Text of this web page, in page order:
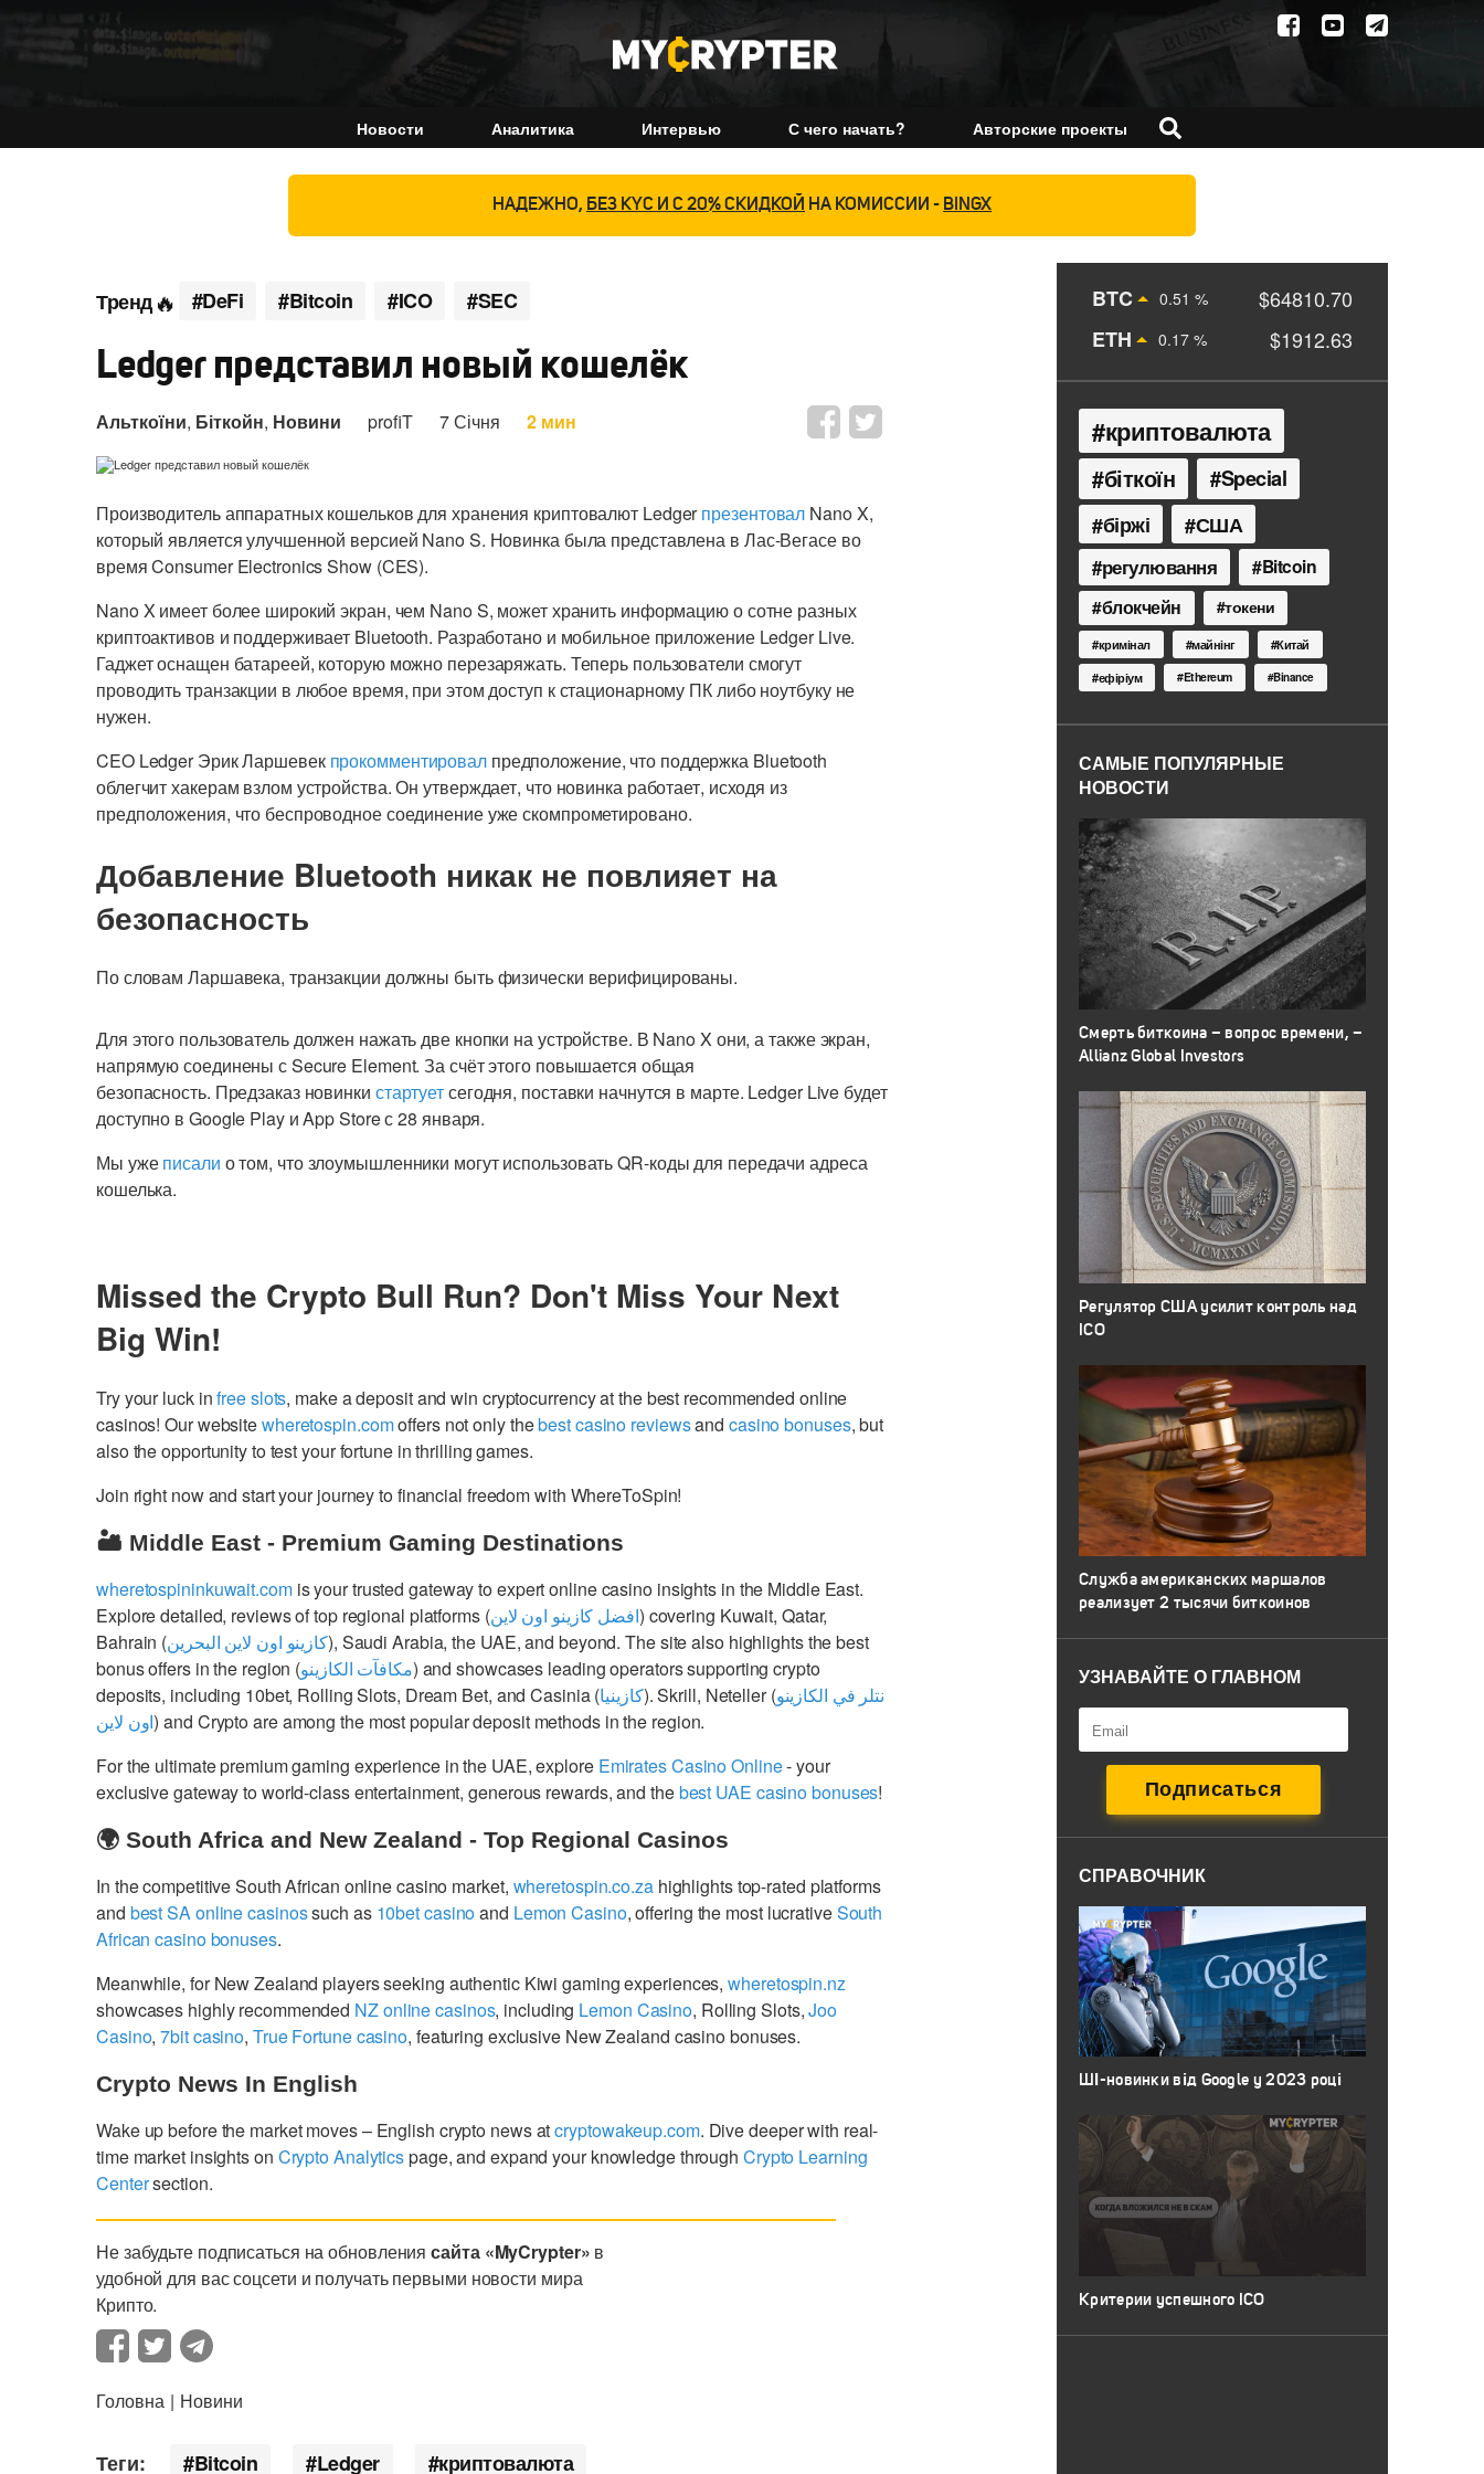
Новости Аналитика Интервью С чего начать? Авторские проекты
НАДЕЖНО, БЕЗ KYC И С 20% СКИДКОЙ НА КОМИССИИ - BINGX
Тренд #DeFi #Bitcoin #ICO #SEC
Ledger представил новый кошелёк
Альткоїни, Біткойн, Новини profiT 7 Січня 2 мин
Производитель аппаратных кошельков для хранения криптовалют Ledgerпрезентовал Nano X,
который является улучшенной версией Nano S. Новинка была представлена в Лас-Вегасе во
время Consumer Electronics Show (CES).
Nano X имеет более широкий экран, чем Nano S, может хранить информацию о сотне разных
криптоактивов и поддерживает Bluetooth. Разработано и мобильное приложение Ledger Live.
Гаджет оснащен батареей, которую можно перезаряжать. Теперь пользователи смогут
проводить транзакции в любое время, при этом доступ к стационарному ПК либо ноутбуку не
нужен.
CEO Ledger Эрик Ларшевек прокомментировалпредположение, что поддержка Bluetooth
облегчит хакерам взлом устройства. Он утверждает, что новинка работает, исходя из
предположения, что беспроводное соединение уже скомпрометировано.
Добавление Bluetooth никак не повлияет на
безопасность
По словам Ларшавека, транзакции должны быть физически верифицированы.
Для этого пользователь должен нажать две кнопки на устройстве. В Nano X они, а также экран,
напрямую соединены с Secure Element. За счёт этого повышается общая
безопасность. Предзаказ новинки стартуетсегодня, поставки начнутся в марте. Ledger Live будет
доступно в Google Play и App Store с 28 января.
Мы ужеписали о том, что злоумышленники могут использовать QR-коды для передачи адреса
кошелька.
Missed the Crypto Bull Run? Don't Miss Your Next
Big Win!
Try your luck infree slots, make a deposit and win cryptocurrency at the best recommended online
casinos! Our websitewheretospin.comoffers not only thebest casino reviewsand casino bonuses, but
also the opportunity to test your fortune in thrilling games.
Join right now and start your journey to financial freedom with WhereToSpin!
🏜️ Middle East - Premium Gaming Destinations
wheretospininkuwait.comis your trusted gateway to expert online casino insights in the Middle East.
Explore detailed, reviews of top regional platforms (افضل كازينو اون لاين) covering Kuwait, Qatar,
Bahrain (كازينو اون لاين البحرين), Saudi Arabia, the UAE, and beyond. The site also highlights the best
bonus offers in the region (مكافآت الكازينو) and showcases leading operators supporting crypto
deposits, including 10bet, Rolling Slots, Dream Bet, and Casinia (كازينيا). Skrill, Neteller (نتلر في الكازينو
اون لاين) and Crypto are among the most popular deposit methods in the region.
For the ultimate premium gaming experience in the UAE, explore Emirates Casino Online- your
exclusive gateway to world-class entertainment, generous rewards, and thebest UAE casino bonuses!
🌍 South Africa and New Zealand - Top Regional Casinos
In the competitive South African online casino market, wheretospin.co.zahighlights top-rated platforms
and best SA online casinossuch as 10bet casinoand Lemon Casino, offering the most lucrativeSouth
African casino bonuses.
Meanwhile, for New Zealand players seeking authentic Kiwi gaming experiences,wheretospin.nz
showcases highly recommended NZ online casinos, including Lemon Casino, Rolling Slots,Joo
Casino,7bit casino, True Fortune casino, featuring exclusive New Zealand casino bonuses.
Crypto News In English
Wake up before the market moves – English crypto news atcryptowakeup.com. Dive deeper with real-
time market insights on Crypto Analyticspage, and expand your knowledge through Crypto Learning
Centersection.
Не забудьте подписаться на обновлениясайта «MyCrypter» в
удобной для вас соцсети и получать первыми новости мира
Крипто.
Головна Новини
Теги: Bitcoin Ledger криптовалюта
BTC 0.51 %
$64810.70
ETH
0.17 % $1912.63
криптовалюта
біткоїн Special
біржі США
регулювання Bitcoin
блокчейн токени
кримінал майнінг
Китай
ефіріум
Ethereum Binance
САМЫЕ ПОПУЛЯРНЫЕ
НОВОСТИ
Смерть биткоина – вопрос времени, –
Allianz Global Investors
Регулятор США усилит контроль над
ICO
Служба американских маршалов
реализует 2 тысячи биткоинов
УЗНАВАЙТЕ О ГЛАВНОМ
СПРАВОЧНИК
ШІ-новинки від Google у 2023 році
Критерии успешного ICO